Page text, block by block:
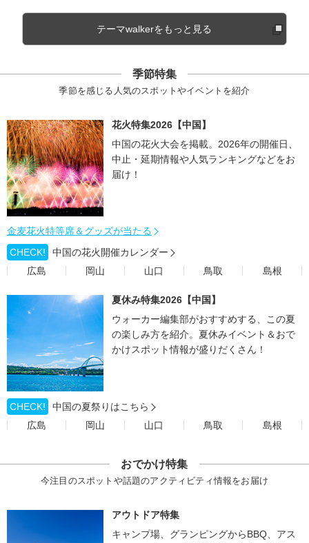
テーマwalkerをもっと見る
季節特集
季節を感じる人気のスポットやイベントを紹介
花火特集2026【中国】
中国の花火大会を掲載。2026年の開催日、
中止・延期情報や人気ランキングなどをお
届け！
金麦花火特等席＆グッズが当たる
CHECK!
中国の花火開催カレンダー
広島
岡山 山口 鳥取 島根
夏休み特集2026【中国】
ウォーカー編集部がおすすめする、この夏
の楽しみ方を紹介。夏休みイベント＆おで
かけスポット情報が盛りだくさん！
CHECK!
中国の夏祭りはこちら
広島
岡山 山口 鳥取 島根
おでかけ特集
今注目のスポットや話題のアクティビティ情報をお届け
アウトドア特集
キャンプ場、グランピングからBBQ、アス